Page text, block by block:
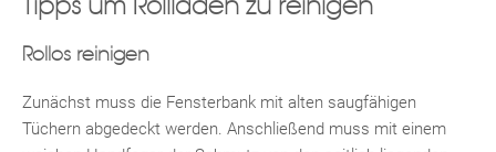
ebo agr tter eres ed ats
Rollos reinigen
Zunächst muss die Fensterbank mit alten saugfähigen
Tüchern abgedeckt werden. Anschließend muss mit einem